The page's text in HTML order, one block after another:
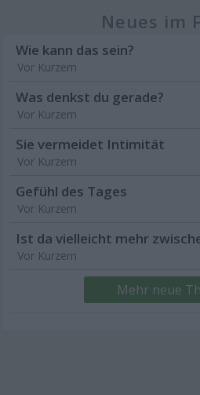
Neues im
Wie kann das sein?
Vor Kurzem
Was denkst du gerade?
Vor Kurzem
Sie vermeidet Intimität
Vor Kurzem
Gefühl des Tages
Vor Kurzem
Ist da vielleicht mehr
Vor Kurzem
Mehr neue